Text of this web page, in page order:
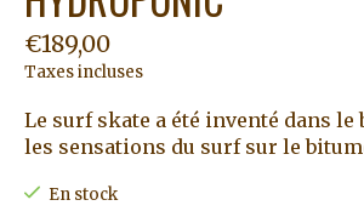
€189,00
Taxes incluses
Le surf skate a été inventé dans le
les sensations du surf sur le
En stock